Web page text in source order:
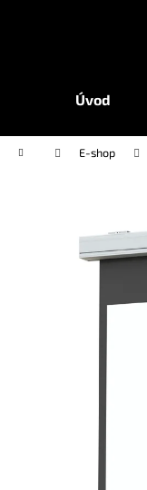
Úvod
Domů E-shop
obchodu
obchodu